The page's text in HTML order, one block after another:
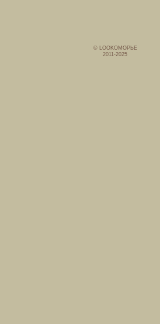
© LOOKОМОРЬЕ
2011-2025